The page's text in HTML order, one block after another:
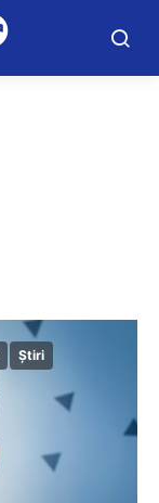
Știri